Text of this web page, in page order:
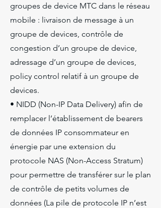
groupes de device MTC dans le réseau
mobile : livraison de message à un
groupe de devices, contrôle de
congestion d’un groupe de device,
adressage d’un groupe de devices,
policy control relatif à un groupe de
devices.
• NIDD (Non-IP Data Delivery) afin de
remplacer l’établissement de bearers
de données IP consommateur en
énergie par une extension du
protocole NAS (Non-Access Stratum)
pour permettre de transférer sur le plan
de contrôle de petits volumes de
données (La pile de protocole IP n’est